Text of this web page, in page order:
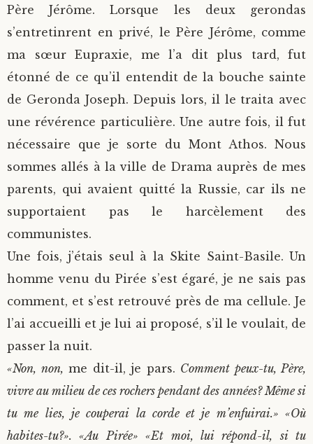
Père Jérôme. Lorsque les deux gerondas
s’entretinrent en privé, le Père Jérôme, comme
ma sœur Eupraxie, me l’a dit plus tard, fut
étonné de ce qu’il entendit de la bouche sainte
de Geronda Joseph. Depuis lors, il le traita avec
une révérence particulière. Une autre fois, il fut
nécessaire que je sorte du Mont Athos. Nous
sommes allés à la ville de Drama auprès de mes
parents, qui avaient quitté la Russie, car ils ne
supportaient pas le harcèlement des
communistes.
Une fois, j’étais seul à la Skite Saint-Basile. Un
homme venu du Pirée s’est égaré, je ne sais pas
comment, et s’est retrouvé près de ma cellule. Je
l’ai accueilli et je lui ai proposé, s’il le voulait, de
passer la nuit.
«Non, non, me dit-il, je pars. Comment peux-tu, Père,
vivre au milieu de ces rochers pendant des années? Même si
tu me lies, je couperai la corde et je m’enfuirai.» «Où
habites-tu?». «Au Pirée» «Et moi, lui répond-il, si tu